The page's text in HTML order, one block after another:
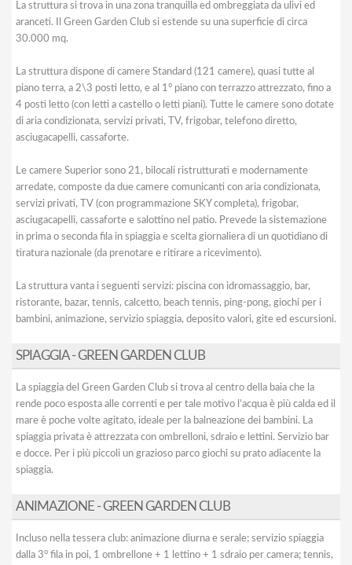
La struttura si trova in una zona tranquilla ed ombreggiata da ulivi ed
aranceti. Il Green Garden Club si estende su una superficie di circa
30.000 mq.
La struttura dispone di camere Standard (121 camere), quasi tutte al
piano terra, a 2\3 posti letto, e al 1° piano con terrazzo attrezzato, fino a
4 posti letto (con letti a castello o letti piani). Tutte le camere sono dotate
di aria condizionata, servizi privati, TV, frigobar, telefono diretto,
asciugacapelli, cassaforte.
Le camere Superior sono 21, bilocali ristrutturati e modernamente
arredate, composte da due camere comunicanti con aria condizionata,
servizi privati, TV (con programmazione SKY completa), frigobar,
asciugacapelli, cassaforte e salottino nel patio. Prevede la sistemazione
in prima o seconda fila in spiaggia e scelta giornaliera di un quotidiano di
tiratura nazionale (da prenotare e ritirare a ricevimento).
La struttura vanta i seguenti servizi: piscina con idromassaggio, bar,
ristorante, bazar, tennis, calcetto, beach tennis, ping-pong, giochi per i
bambini, animazione, servizio spiaggia, deposito valori, gite ed escursioni.
SPIAGGIA - GREEN GARDEN CLUB
La spiaggia del Green Garden Club si trova al centro della baia che la
rende poco esposta alle correnti e per tale motivo l’acqua è più calda ed il
mare è poche volte agitato, ideale per la balneazione dei bambini. La
spiaggia privata è attrezzata con ombrelloni, sdraio e lettini. Servizio bar
e docce. Per i più piccoli un grazioso parco giochi su prato adiacente la
spiaggia.
ANIMAZIONE - GREEN GARDEN CLUB
Incluso nella tessera club: animazione diurna e serale; servizio spiaggia
dalla 3° fila in poi, 1 ombrellone + 1 lettino + 1 sdraio per camera; tennis,